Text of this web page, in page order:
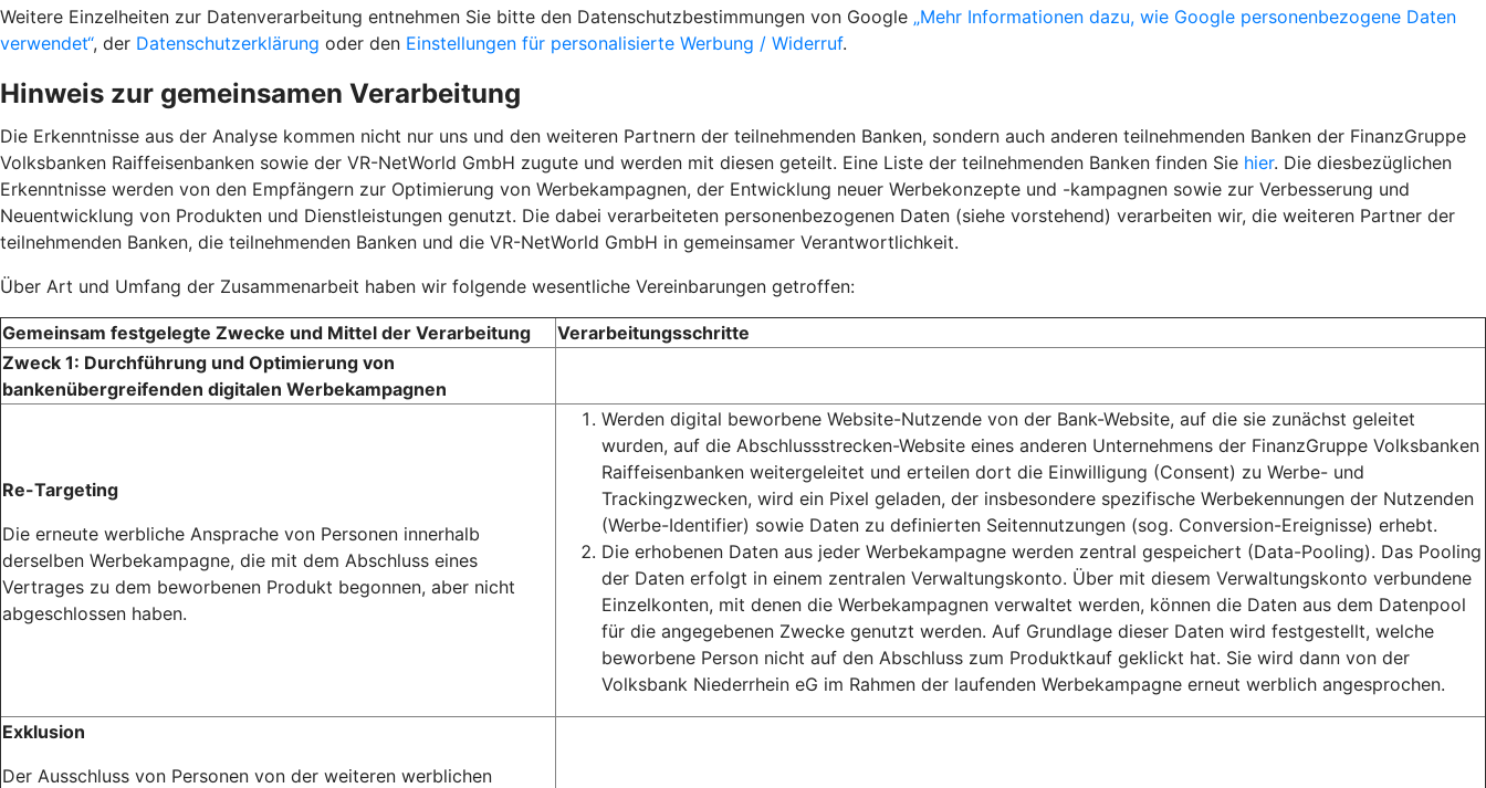
Weitere Einzelheiten zur Datenverarbeitung entnehmen Sie bitte den Datenschutzbestimmungen von Google „Mehr Informationen dazu, wie Google personenbezogene Daten
verwendet“, der Datenschutzerklärung oder den Einstellungen für personalisierte Werbung / Widerruf.
Hinweis zur gemeinsamen Verarbeitung
Die Erkenntnisse aus der Analyse kommen nicht nur uns und den weiteren Partnern der teilnehmenden Banken, sondern auch anderen teilnehmenden Banken der FinanzGruppe
Volksbanken Raiffeisenbanken sowie der VR-NetWorld GmbH zugute und werden mit diesen geteilt. Eine Liste der teilnehmenden Banken finden Sie hier. Die diesbezüglichen
Erkenntnisse werden von den Empfängern zur Optimierung von Werbekampagnen, der Entwicklung neuer Werbekonzepte und -kampagnen sowie zur Verbesserung und
Neuentwicklung von Produkten und Dienstleistungen genutzt. Die dabei verarbeiteten personenbezogenen Daten (siehe vorstehend) verarbeiten wir, die weiteren Partner der
teilnehmenden Banken, die teilnehmenden Banken und die VR-NetWorld GmbH in gemeinsamer Verantwortlichkeit.
Über Art und Umfang der Zusammenarbeit haben wir folgende wesentliche Vereinbarungen getroffen:
Gemeinsam festgelegte Zwecke und Mittel der Verarbeitung
Verarbeitungsschritte
Zweck 1: Durchführung und Optimierung von
bankenübergreifenden digitalen Werbekampagnen
Re-Targeting
Die erneute werbliche Ansprache von Personen innerhalb
derselben Werbekampagne, die mit dem Abschluss eines
Vertrages zu dem beworbenen Produkt begonnen, aber nicht
abgeschlossen haben.
Werden digital beworbene Website-Nutzende von der Bank-Website, auf die sie zunächst geleitet
wurden, auf die Abschlussstrecken-Website eines anderen Unternehmens der FinanzGruppe Volksbanken
Raiffeisenbanken weitergeleitet und erteilen dort die Einwilligung (Consent) zu Werbe- und
Trackingzwecken, wird ein Pixel geladen, der insbesondere spezifische Werbekennungen der Nutzenden
(Werbe-Identifier) sowie Daten zu definierten Seitennutzungen (sog. Conversion-Ereignisse) erhebt.
Die erhobenen Daten aus jeder Werbekampagne werden zentral gespeichert (Data-Pooling). Das Pooling
der Daten erfolgt in einem zentralen Verwaltungskonto. Über mit diesem Verwaltungskonto verbundene
Einzelkonten, mit denen die Werbekampagnen verwaltet werden, können die Daten aus dem Datenpool
für die angegebenen Zwecke genutzt werden. Auf Grundlage dieser Daten wird festgestellt, welche
beworbene Person nicht auf den Abschluss zum Produktkauf geklickt hat. Sie wird dann von der
Volksbank Niederrhein eG im Rahmen der laufenden Werbekampagne erneut werblich angesprochen.
Exklusion
Der Ausschluss von Personen von der weiteren werblichen